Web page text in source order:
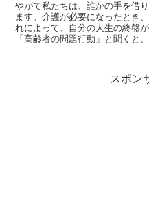
やがて私たちは、誰かの手を借
ます。介護が必要になったとき
れによって、自分の人生の終盤
「高齢者の問題行動」と聞くと
スポン